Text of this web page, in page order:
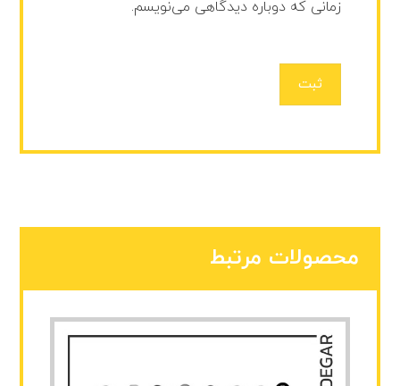
زمانی که دوباره دیدگاهی می‌نویسم.
ثبت
محصولات مرتبط